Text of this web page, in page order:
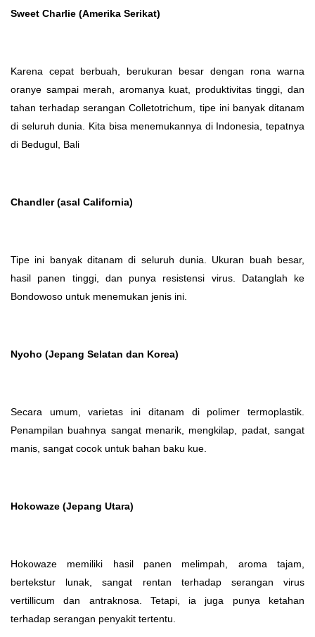
Sweet Charlie (Amerika Serikat)
Karena cepat berbuah, berukuran besar dengan rona warna
oranye sampai merah, aromanya kuat, produktivitas tinggi, dan
tahan terhadap serangan Colletotrichum, tipe ini banyak ditanam
di seluruh dunia. Kita bisa menemukannya di Indonesia, tepatnya
di Bedugul, Bali
Chandler (asal California)
Tipe ini banyak ditanam di seluruh dunia. Ukuran buah besar,
hasil panen tinggi, dan punya resistensi virus. Datanglah ke
Bondowoso untuk menemukan jenis ini.
Nyoho (Jepang Selatan dan Korea)
Secara umum, varietas ini ditanam di polimer termoplastik.
Penampilan buahnya sangat menarik, mengkilap, padat, sangat
manis, sangat cocok untuk bahan baku kue.
Hokowaze (Jepang Utara)
Hokowaze memiliki hasil panen melimpah, aroma tajam,
bertekstur lunak, sangat rentan terhadap serangan virus
vertillicum dan antraknosa. Tetapi, ia juga punya ketahan
terhadap serangan penyakit tertentu.